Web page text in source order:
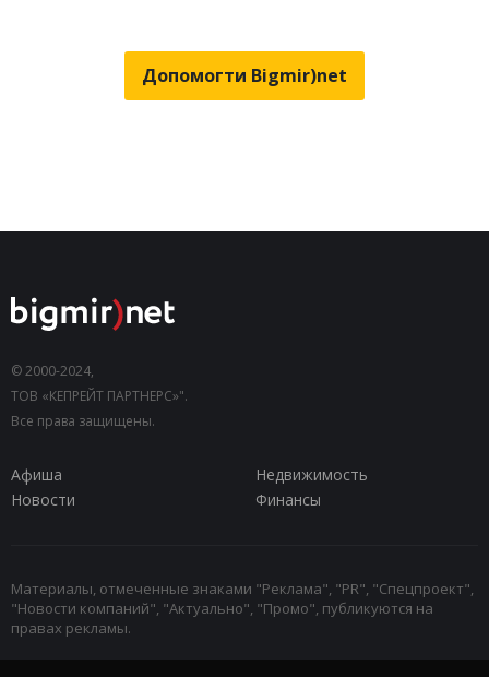
Допомогти Bigmir)net
© 2000-2024,
ТОВ «КЕПРЕЙТ ПАРТНЕРС»".
Все права защищены.
Афиша
Недвижимость
Новости
Финансы
Материалы, отмеченные знаками "Реклама", "PR", "Спецпроект",
"Новости компаний", "Актуально", "Промо", публикуются на
правах рекламы.